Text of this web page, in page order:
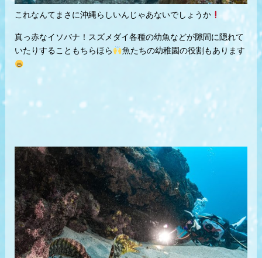
これなんてまさに沖縄らしいんじゃあないでしょうか
真っ赤なイソバナ！スズメダイ各種の幼魚などが隙間に隠れて
いたりすることもちらほら
魚たちの幼稚園の役割もあります